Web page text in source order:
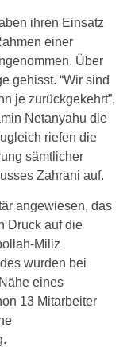
ihren Einsatz
einer
Über
gehisst. “Wir sind
je zurückgekehrt”,
Netanyahu die
riefen die
sämtlicher
Zahrani auf.
angewiesen, das
Druck auf die
Miliz
wurden bei
eines
13 Mitarbeiter